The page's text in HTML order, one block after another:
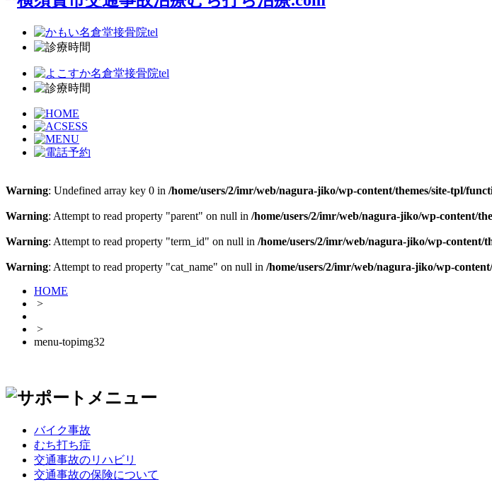
Warning: Undefined array key 0 in /home/users/2/imr/web/nagura-jiko/wp-content/themes/site-tpl/
Warning: Attempt to read property "parent" on null in /home/users/2/imr/web/nagura-jiko/wp-content/
Warning: Attempt to read property "term_id" on null in /home/users/2/imr/web/nagura-jiko/wp-content/
Warning: Attempt to read property "cat_name" on null in /home/users/2/imr/web/nagura-jiko/wp-
HOME
>
>
menu-topimg32
バイク事故
むち打ち症
交通事故のリハビリ
交通事故の保険について